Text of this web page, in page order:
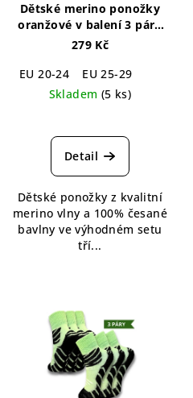
Dětské merino ponožky
oranžové v balení 3 párů
Merino Socks Kids Orange
279 Kč
EU 20-24
EU 25-29
Skladem (5 ks)
hodnocení
produktu
z
5
hvězdiček.
Detail
Dětské ponožky z kvalitní
merino vlny a 100% česané
bavlny ve výhodném setu
tří...